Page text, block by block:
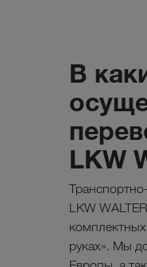
В
LKW
LKW
руках». Мы